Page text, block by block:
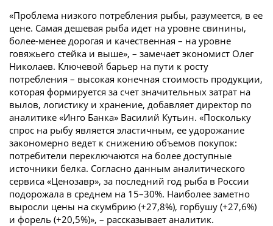
«Проблема низкого потребления рыбы, разумеется, в ее
цене. Самая дешевая рыба идет на уровне свинины,
более-менее дорогая и качественная – на уровне
говяжьего стейка и выше», – замечает экономист Олег
Николаев. Ключевой барьер на пути к росту
потребления – высокая конечная стоимость продукции,
которая формируется за счет значительных затрат на
вылов, логистику и хранение, добавляет директор по
аналитике «Инго Банка» Василий Кутьин. «Поскольку
спрос на рыбу является эластичным, ее удорожание
закономерно ведет к снижению объемов покупок:
потребители переключаются на более доступные
источники белка. Согласно данным аналитического
сервиса «Ценозавр», за последний год рыба в России
подорожала в среднем на 15–30%. Наиболее заметно
выросли цены на скумбрию (+27,8%), горбушу (+27,6%)
и форель (+20,5%)», – рассказывает аналитик.